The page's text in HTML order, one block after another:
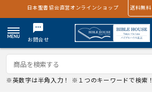
日本聖書協会直営オンラインショップ 送料無料
textsms
お問合せ
※英数字は半角入力！ ※１つのキーワードで検索！